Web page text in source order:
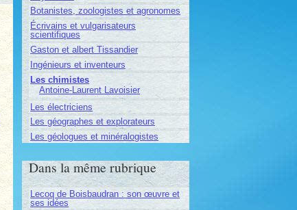
Botanistes, zoologistes et agronomes
Écrivains et vulgarisateurs
scientifiques
Gaston et albert Tissandier
Ingénieurs et inventeurs
Les chimistes
Antoine-Laurent Lavoisier
Les électriciens
Les géographes et explorateurs
Les géologues et minéralogistes
Dans la même rubrique
Lecoq de Boisbaudran : son œuvre et
ses idées